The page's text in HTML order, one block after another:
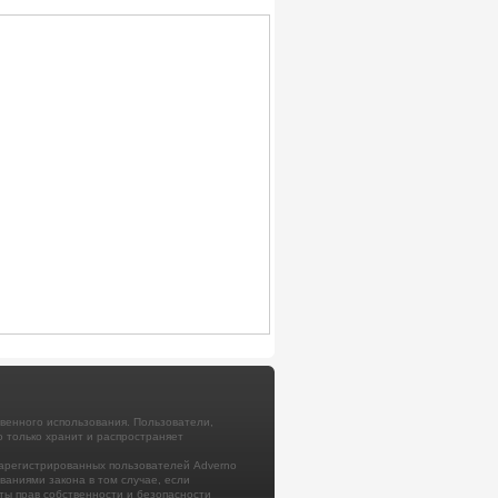
использования. Пользователи,
хранит и распространяет
пользователей Adverno
закона в том случае, если
прав собственности и безопасности